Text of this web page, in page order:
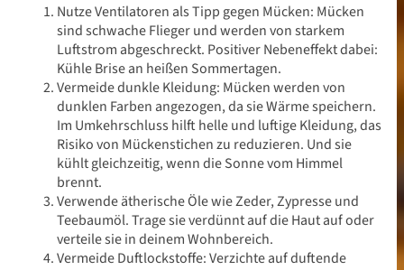
Nutze Ventilatoren als Tipp gegen Mücken: Mücken
sind schwache Flieger und werden von starkem
Luftstrom abgeschreckt. Positiver Nebeneffekt dabei:
Kühle Brise an heißen Sommertagen.
Vermeide dunkle Kleidung: Mücken werden von
dunklen Farben angezogen, da sie Wärme speichern.
Im Umkehrschluss hilft helle und luftige Kleidung, das
Risiko von Mückenstichen zu reduzieren. Und sie
kühlt gleichzeitig, wenn die Sonne vom Himmel
brennt.
Verwende ätherische Öle wie Zeder, Zypresse und
Teebaumöl. Trage sie verdünnt auf die Haut auf oder
verteile sie in deinem Wohnbereich.
Vermeide Duftlockstoffe: Verzichte auf duftende